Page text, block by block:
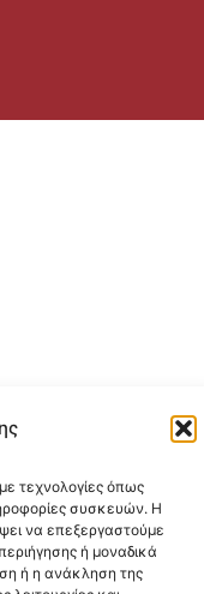
τεχνολογίες όπως
συσκευών. Η
να επεξεργαστούμε
ή μοναδικά
ή η ανάκληση της
για Data Analytics.